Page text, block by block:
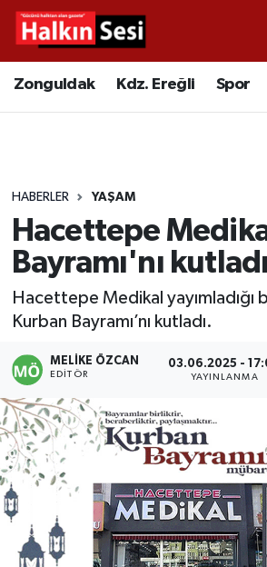
Zonguldak Kdz. Ereğli Spor
HABERLER YAŞAM
Hacettepe
Bayramı'nı kutladı
Hacettepe Medikal yayımladığı
Kurban Bayramı’nı kutladı.
MELIKE ÖZCAN
EDITÖR
03.06.2025 -
YAYINLANMA
Video
Çaycuma
Alaplı
Asayiş
Devrek
Bolu
ÇEVRE
Merkez Hava Durumu
Süper Lig Puan Durumu ve
Tüm Manşetler
Son Dakika Haberleri